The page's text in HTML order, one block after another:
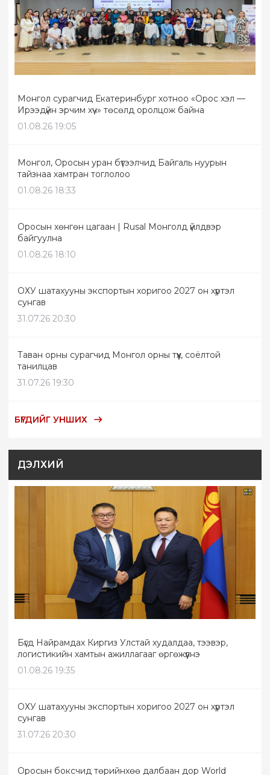
Монгол сурагчид Екатеринбург хотноо «Орос хэл —
Ирээдүйн эрчим хүч» төсөлд оролцож байна
01.08.26 19:05
Монгол, Оросын уран бүтээлчид Байгаль нуурын
тайзнаа хамтран тоглолоо
01.08.26 18:33
Оросын хөнгөн цагаан | Rusal Монголд үйлдвэр
байгуулна
01.08.26 18:10
ОХУ шатахууны экспортын хоригоо 2027 он хүртэл
сунгав
31.07.26 20:30
Таван орны сурагчид Монгол орны түүх, соёлтой
танилцав
31.07.26 19:30
БҮГДИЙГ УНШИХ
ДЭЛХИЙ
Бүгд Найрамдах Киргиз Улстай худалдаа, тээвэр,
логистикийн хамтын ажиллагааг өргөжүүлнэ
01.08.26 19:35
ОХУ шатахууны экспортын хоригоо 2027 он хүртэл
сунгав
31.07.26 20:30
Оросын боксчид төрийнхөө далбаан дор World